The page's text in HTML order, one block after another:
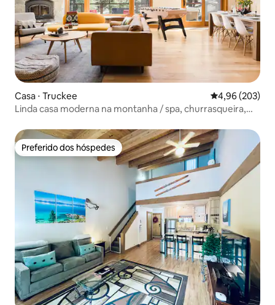
Casa ⋅ Truckee 4,96 de uma
4,96 (203)
Linda casa moderna na montanha / spa, churrasqueira,
Preferido dos hóspedes
Preferido dos hóspedes